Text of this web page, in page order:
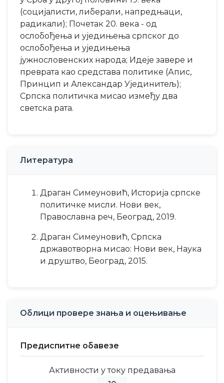
(социјалисти, либерали, напредњаци,
радикали); Почетак 20. века - од
ослобођења и уједињења српског до
ослобођења и уједињења
јужнословенских народа; Идеје завере и
преврата као средстава политике (Апис,
Принцип и Александар Ујединитељ);
Српска политичка мисао између два
светска рата.
Литература
Драган Симеуновић, Историја српске
политичке мисли. Нови век,
Православна реч, Београд, 2019.
Драган Симеуновић, Српска
државотворна мисао: Нови век, Наука
и друштво, Београд, 2015.
Облици провере знања и оцењивање
Предиспитне обавезе
Активности у току предавања